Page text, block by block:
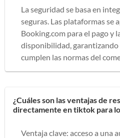
La seguridad se basa en
seguras. Las plataformas se
Booking.com para el pago y
disponibilidad,
cumplen las normas del
¿Cuáles son las ventajas de
directamente en tiktok para
Ventaja clave: acceso a una